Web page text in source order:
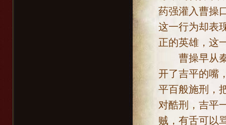
药强灌入曹操
这一行为却表
正的英雄，这
曹操早从秦
开了吉平的嘴
平百般施刑，
对酷刑，吉平
贼，有舌可以